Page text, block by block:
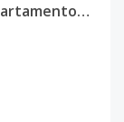
Proyecto en planos JUAN DOLIO , apartamentos de 2 habitaciones , 2 baños. Entrega en 2025